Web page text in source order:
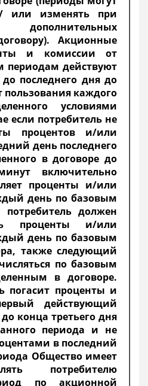
или изменять при
Акционные
и комиссии от
периодам действуют
последнего дня до
пользования каждого
условиями
если потребитель не
процентов и/или
день последнего
в договоре до
включительно
проценты и/или
день по базовым
должен
проценты и/или
день по базовым
также следующий
по базовым
в договоре.
погасит проценты и
действующий
конца третьего дня
периода и не
в последний
Общество имеет
потребителю
по акционной